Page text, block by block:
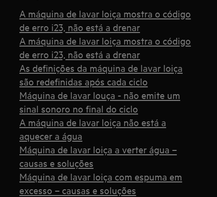
A máquina de lavar loiça mostra o código
de erro i23, não está a drenar
A máquina de lavar loiça mostra o código
de erro i23, não está a drenar
As definições da máquina de lavar loiça
são redefinidas após cada ciclo
Máquina de lavar louça - não emite um
sinal sonoro no final do ciclo
A máquina de lavar loiça não está a
aquecer a água
Máquina de lavar loiça a verter água –
causas e soluções
Máquina de lavar loiça com espuma em
excesso – causas e soluções